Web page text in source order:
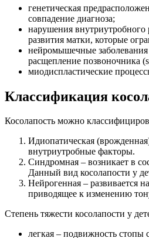
генетическая
совпадение диагноза;
нарушения
развития матки, которые
нейромышечные
расщепление позвоночника
миодиспластические
Классификация
Косолапость можно
Идиопатическая
внутриутробные факторы.
Синдромная – возникает в
Данный вид косолапости у
Нейрогенная – развивается
приводящее к изменению
Степень тяжести косолапости у
легкая – подвижность стопы